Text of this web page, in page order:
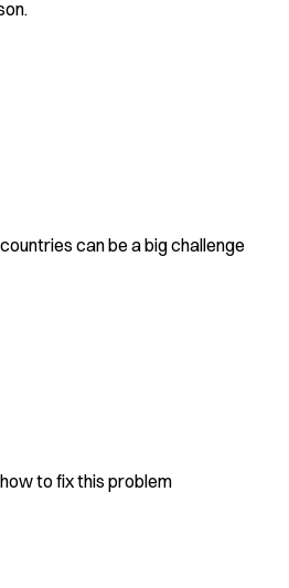
can be a big challenge
to fix this problem